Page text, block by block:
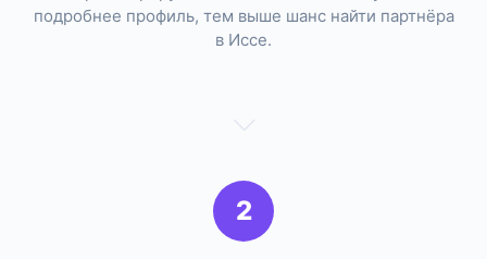
подробнее профиль, тем выше шанс найти партнёра
в Иссе.
2